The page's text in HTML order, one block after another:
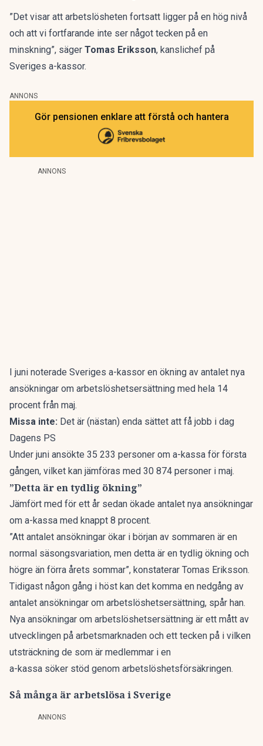
”Det visar att arbetslösheten fortsatt ligger på en hög nivå
och att vi fortfarande inte ser något tecken på en
minskning”, säger Tomas Eriksson, kanslichef på
Sveriges a-kassor.
ANNONS
Gör pensionen enklare att förstå och hantera
ANNONS
I juni noterade Sveriges a-kassor en ökning av antalet nya
ansökningar om arbetslöshetsersättning med hela 14
procent från maj.
Missa inte: Det är (nästan) enda sättet att få jobb i dag
Dagens PS
Under juni ansökte 35 233 personer om a-kassa för första
gången, vilket kan jämföras med 30 874 personer i maj.
”Detta är en tydlig ökning”
Jämfört med för ett år sedan ökade antalet nya ansökningar
om a-kassa med knappt 8 procent.
”Att antalet ansökningar ökar i början av sommaren är en
normal säsongsvariation, men detta är en tydlig ökning och
högre än förra årets sommar”, konstaterar Tomas Eriksson.
Tidigast någon gång i höst kan det komma en nedgång av
antalet ansökningar om arbetslöshetsersättning, spår han.
Nya ansökningar om arbetslöshetsersättning är ett mått av
utvecklingen på arbetsmarknaden och ett tecken på i vilken
utsträckning de som är medlemmar i en
a-kassa söker stöd genom arbetslöshetsförsäkringen.
Så många är arbetslösa i Sverige
ANNONS